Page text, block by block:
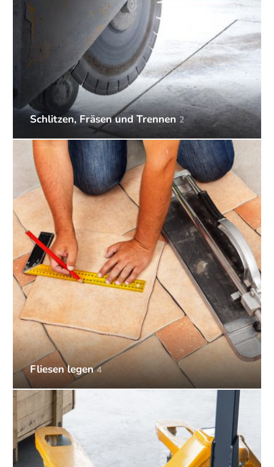
Schlitzen, Fräsen und Trennen2
Fliesen legen4